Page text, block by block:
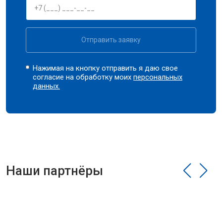
Отправить заявку
Нажимая на кнопку отправить я даю свое
согласие на обработку моихперсональных
данных.
Наши партнёры